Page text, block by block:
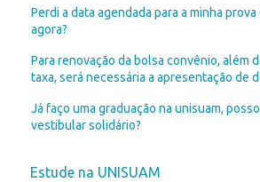
Perdi a data agendada para a minha prova
agora?
Para renovação da bolsa convênio, além
taxa, será necessária a apresentação de
Já faço uma graduação na unisuam,
vestibular solidário?
Estude na UNISUAM